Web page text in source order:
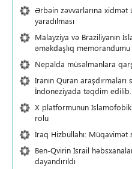
Ərbəin zəvvarlarına xidmət
yaradılması
Malayziya və Braziliyanın
əməkdaşlıq memorandumu
Nepalda müsəlmanlara
İranın Quran
İndoneziyada təqdim edilib.
X platformunun İslamofobik
rolu
İraq Hizbullahı: Müqavimət
Ben-Qvirin İsrail
dayandırıldı